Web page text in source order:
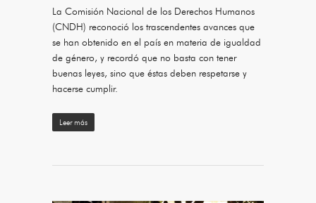
La Comisión Nacional de los Derechos Humanos
(CNDH) reconoció los trascendentes avances que
se han obtenido en el país en materia de igualdad
de género, y recordó que no basta con tener
buenas leyes, sino que éstas deben respetarse y
hacerse cumplir.
Leer más